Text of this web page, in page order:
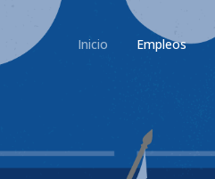
Inicio Empleos